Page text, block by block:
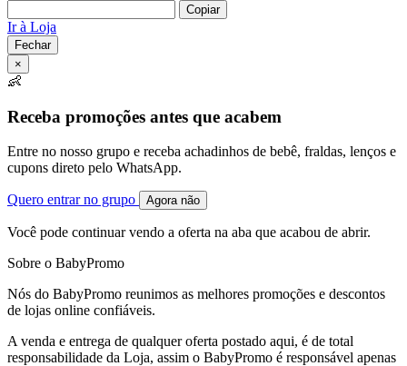
Copiar
Ir à Loja
Fechar
×
👶
Receba promoções antes que acabem
Entre no nosso grupo e receba achadinhos de bebê, fraldas, lenços e
cupons direto pelo WhatsApp.
Quero entrar no grupo Agora não
Você pode continuar vendo a oferta na aba que acabou de abrir.
Sobre o BabyPromo
Nós do BabyPromo reunimos as melhores promoções e descontos
de lojas online confiáveis.
A venda e entrega de qualquer oferta postado aqui, é de total
responsabilidade da Loja, assim o BabyPromo é responsável apenas